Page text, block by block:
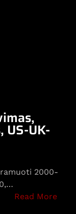
UK-
2000-
Read More: